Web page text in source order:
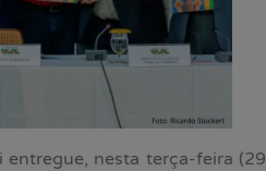
nesta terça-feira